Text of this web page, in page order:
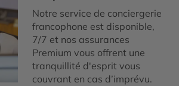
Notre service de conciergerie
francophone est disponible,
7/7 et nos assurances
Premium vous offrent une
tranquillité d'esprit vous
couvrant en cas d’imprévu.